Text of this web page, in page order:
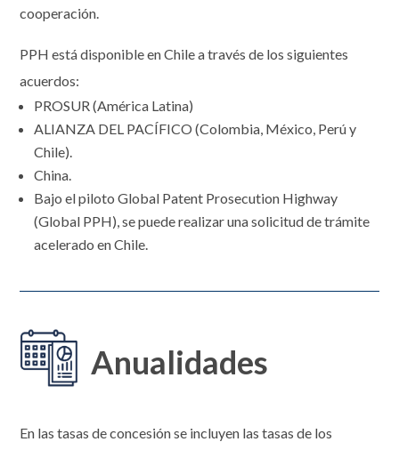
cooperación.
PPH está disponible en Chile a través de los siguientes
acuerdos:
PROSUR (América Latina)
ALIANZA DEL PACÍFICO (Colombia, México, Perú y
Chile).
China.
Bajo el piloto Global Patent Prosecution Highway
(Global PPH), se puede realizar una solicitud de trámite
acelerado en Chile.
Anualidades
En las tasas de concesión se incluyen las tasas de los